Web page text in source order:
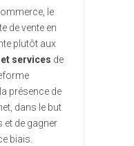
le
de vente en
plutôt aux
services de
présence de
dans le but
et de gagner
biais.